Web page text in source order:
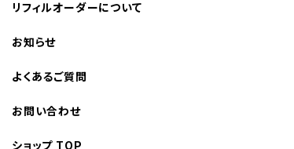
リフィルオーダーについて
お知らせ
よくあるご質問
お問い合わせ
ショップ TOP